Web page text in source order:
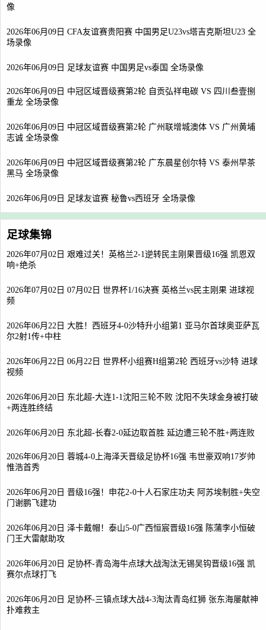
像
2026年06月09日 CFA友谊赛贵阳赛 中国男足U23vs塔吉克斯坦U23 全
场录像
2026年06月09日 足球友谊赛 中国男足vs泰国 全场录像
2026年06月09日 中冠区域晋级赛第2轮 自贡弘祥电碳 VS 四川叁壹捌
重龙 全场录像
2026年06月09日 中冠区域晋级赛第2轮 广州联增城澳体 VS 广州黄埔
志诚 全场录像
2026年06月09日 中冠区域晋级赛第2轮 广东晨星创尔特 VS 泰州早茶
黑马 全场录像
2026年06月09日 足球友谊赛 秘鲁vs西班牙 全场录像
足球集锦
2026年07月02日 艰难过关！英格兰2-1逆转民主刚果晋级16强 凯恩双
响+绝杀
2026年07月02日 07月02日 世界杯1/16决赛 英格兰vs民主刚果 进球视
频
2026年06月22日 大胜！西班牙4-0沙特升小组第1 亚马尔首球奥亚萨瓦
尔2射1传+中柱
2026年06月22日 06月22日 世界杯小组赛H组第2轮 西班牙vs沙特 进球
视频
2026年06月20日 东北超-大连1-1沈阳三轮不败 沈阳不失球金身被打破
+两连胜终结
2026年06月20日 东北超-长春2-0延边取首胜 延边遭三轮不胜+两连败
2026年06月20日 蓉城4-0上海泽天晋级足协杯16强 韦世豪双响17岁帅
惟浩首秀
2026年06月20日 晋级16强！申花2-0十人石家庄功夫 阿苏埃制胜+失空
门谢鹏飞建功
2026年06月20日 泽卡戴帽！泰山5-0广西恒宸晋级16强 陈蒲李小恒破
门王大雷献助攻
2026年06月20日 足协杯-青岛海牛点球大战淘汰无锡吴钩晋级16强 凯
赛尔点球打飞
2026年06月20日 足协杯-三镇点球大战4-3淘汰青岛红狮 张东海屡献神
扑难救主